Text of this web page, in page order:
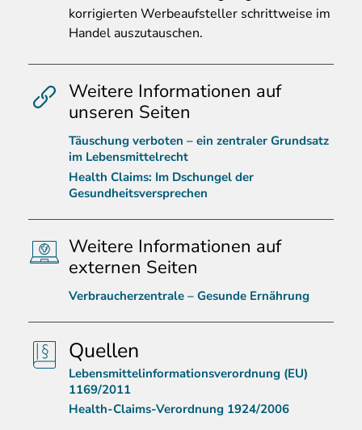
korrigierten Werbeaufsteller schrittweise im
Handel auszutauschen.
Weitere Informationen auf
unseren Seiten
Täuschung verboten – ein zentraler Grundsatz
im Lebensmittelrecht
Health Claims: Im Dschungel der
Gesundheitsversprechen
Weitere Informationen auf
externen Seiten
Verbraucherzentrale – Gesunde Ernährung
Quellen
Lebensmittelinformationsverordnung (EU)
1169/2011
Health-Claims-Verordnung 1924/2006